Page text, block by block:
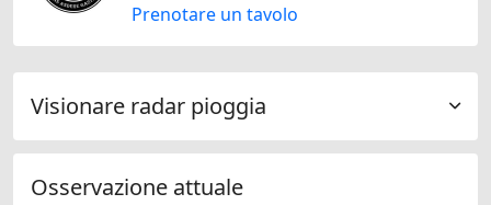
Prenotare un tavolo
Visionare radar pioggia
Osservazione attuale